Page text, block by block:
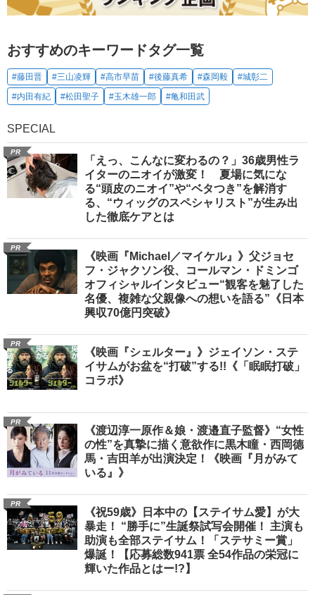
おすすめのキーワードタグ一覧
#藤田晋 #三山凌輝 #高市早苗 #後藤真希 #森岡毅
#城彰二
#内田有紀
#松田聖子 #玉木雄一郎 #亀和田武
SPECIAL
PR
「えっ、こんなに変わるの？」36歳男性ラ
イターのニオイが激変！ 夏場に気にな
る“頭皮のニオイ”や“ベタつき”を解消す
る、“ウィッグのスペシャリスト”が生み出
した徹底ケアとは
PR
《映画『Michael／マイケル』》父ジョセ
フ・ジャクソン役、コールマン・ドミンゴ
オフィシャルインタビュー“観客を魅了した
名優、複雑な父親像への想いを語る”《日本
興収70億円突破》
PR
《映画『シェルター』》ジェイソン・ステ
イサムがお盆を“打破”する!!《「眠眠打破」
コラボ》
PR
《渡辺淳一原作＆娘・渡邉直子監督》“女性
の性”を真摯に描く意欲作に黒木瞳・西岡德
馬・吉田羊が出演決定！《映画『月がみて
いる』》
PR
《祝59歳》日本中の【ステイサム愛】が大
暴走！ “勝手に”生誕祭試写会開催！ 主演も
助演も全部ステイサム！「ステサミー賞」
爆誕！【応募総数941票 全54作品の栄冠に
輝いた作品とはー!?】